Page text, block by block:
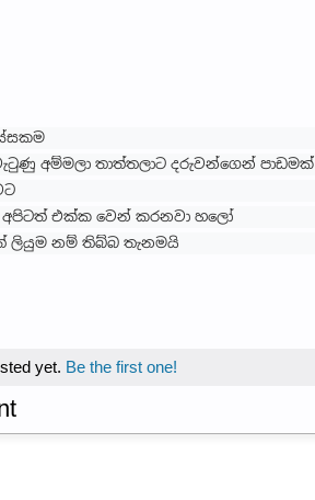
අම්මලා තාත්තලාට දරුවන්ගෙන් පාඩමක්
අපිටත් එක්ක වෙන් කරනවා හලෝ
ලියුම නම් තිබ්බ තැනමයි
yet. Be the first one!